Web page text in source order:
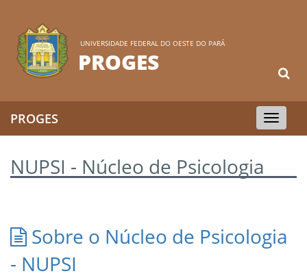
UNIVERSIDADE FEDERAL DO OESTE DO PARÁ
PROGES
Toggle
navigation
PROGES
NUPSI - Núcleo de Psicologia
Sobre o Núcleo de Psicologia
- NUPSI